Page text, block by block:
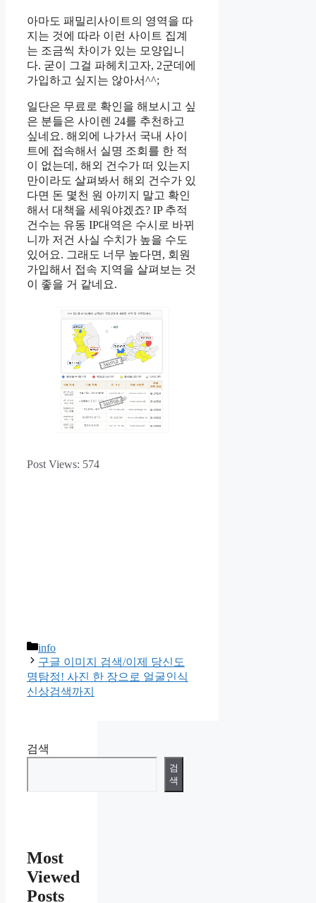
아마도 패밀리사이트의 영역을 따
지는 것에 따라 이런 사이트 집계
는 조금씩 차이가 있는 모양입니
다. 굳이 그걸 파헤치고자, 2군데에
가입하고 싶지는 않아서^^;
일단은 무료로 확인을 해보시고 싶
은 분들은 사이렌 24를 추천하고
싶네요. 해외에 나가서 국내 사이
트에 접속해서 실명 조회를 한 적
이 없는데, 해외 건수가 떠 있는지
만이라도 살펴봐서 해외 건수가 있
다면 돈 몇천 원 아끼지 말고 확인
해서 대책을 세워야겠죠? IP 추적
건수는 유동 IP대역은 수시로 바뀌
니까 저건 사실 수치가 높을 수도
있어요. 그래도 너무 높다면, 회원
가입해서 접속 지역을 살펴보는 것
이 좋을 거 같네요.
Post Views: 574
카
테
고
리
info
구글 이미지 검색/이제 당신도
명탐정! 사진 한 장으로 얼굴인식
신상검색까지
검색
검
색
Most
Viewed
Posts